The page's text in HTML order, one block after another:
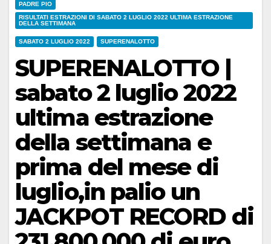
PADRE PIO
RISULTATI ESTRAZIONI DI SABATO 2 LUGLIO 2022 ULTIMA ESTRAZIONE
DELLA SETTIMANA
SABATO 2 LUGLIO 2022 SUPERENALOTTO
SUPERENALOTTO |
sabato 2 luglio 2022
ultima estrazione
della settimana e
prima del mese di
luglio,in palio un
JACKPOT RECORD di